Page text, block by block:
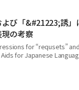
よび「&#21223;誘」
現の考察
for “requsets”
for Japanese